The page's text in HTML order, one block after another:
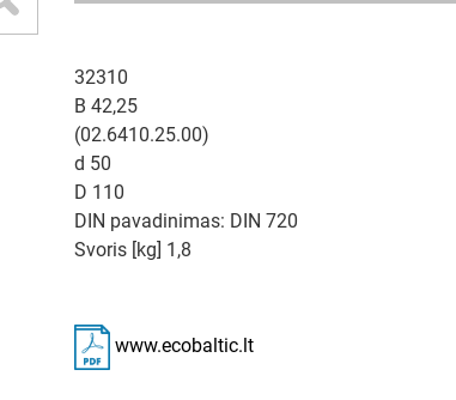
32310
B 42,25
(02.6410.25.00)
d 50
D 110
DIN pavadinimas: DIN 720
Svoris [kg] 1,8
www.ecobaltic.lt